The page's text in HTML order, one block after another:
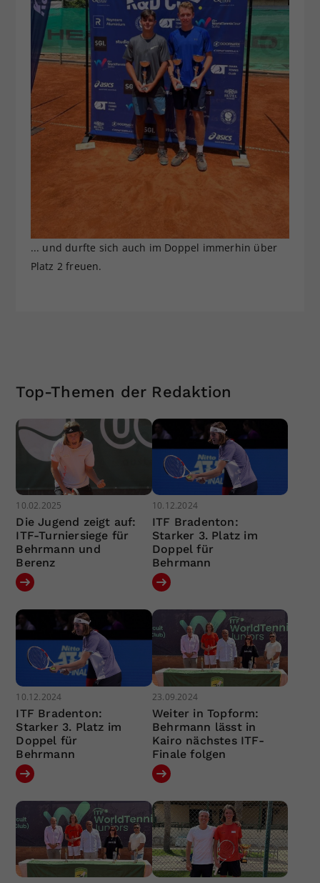
... und durfte sich auch im Doppel immerhin über
Platz 2 freuen.
Top-Themen der Redaktion
10.02.2025
Die Jugend zeigt auf:
ITF-Turniersiege für
Behrmann und
Berenz
10.12.2024
ITF Bradenton:
Starker 3. Platz im
Doppel für
Behrmann
10.12.2024
ITF Bradenton:
Starker 3. Platz im
Doppel für
Behrmann
23.09.2024
Weiter in Topform:
Behrmann lässt in
Kairo nächstes ITF-
Finale folgen